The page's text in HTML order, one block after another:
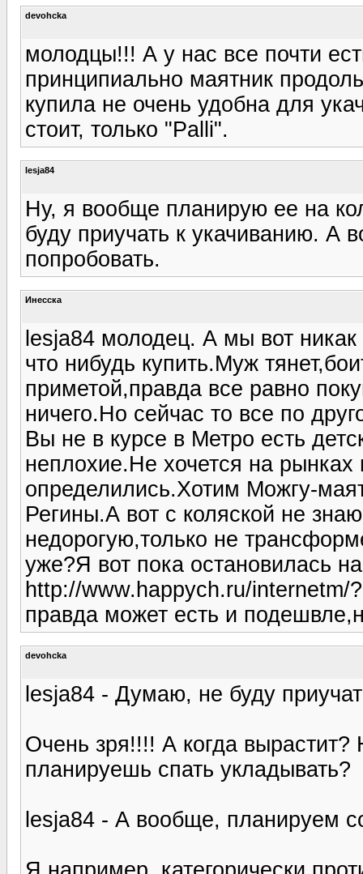
devohcka
молодцы!!! А у нас все почти
принципиально маятник
купила не очень удобна для
стоит, только "Palli".
lesja84
Ну, я вообще планирую ее на
буду приучать к укачиванию. А
попробовать.
Инесска
lesja84 молодец. А мы вот
что нибудь купить.Муж
приметой,правда все равно
ничего.Но сейчас то все по
Вы не в курсе в Метро есть
неплохие.Не хочется на рынках
определились.Хотим Можгу-
Регины.А вот с коляской не
недорогую,только не
уже?Я вот пока остановилась
http://www.happych.ru/
правда может есть и
devohcka
lesja84 - Думаю, не буду
Очень зря!!!! А когда
планируешь спать укладывать?
lesja84 - А вообще, планируем